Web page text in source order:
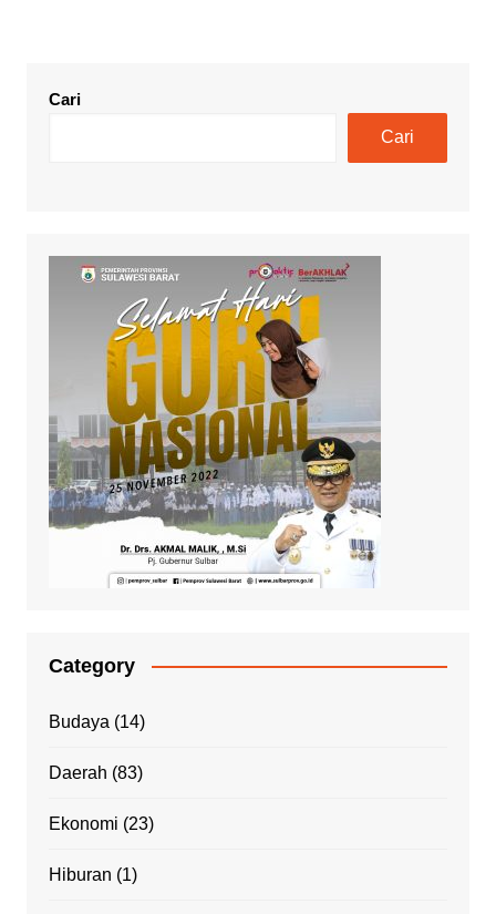
Cari
Cari
Category
Budaya (14)
Daerah (83)
Ekonomi (23)
Hiburan (1)